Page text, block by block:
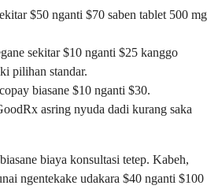
$50 nganti $70 saben tablet 500 mg
sekitar $10 nganti $25 kanggo
pilihan standar.
biasane $10 nganti $30.
asring nyuda dadi kurang saka
biaya konsultasi tetep. Kabeh,
ngentekake udakara $40 nganti $100